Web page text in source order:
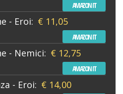
AMAZON IT
- Eroi: € 11,05
AMAZON IT
- Nemici: € 12,75
AMAZON IT
- Eroi: € 14,00